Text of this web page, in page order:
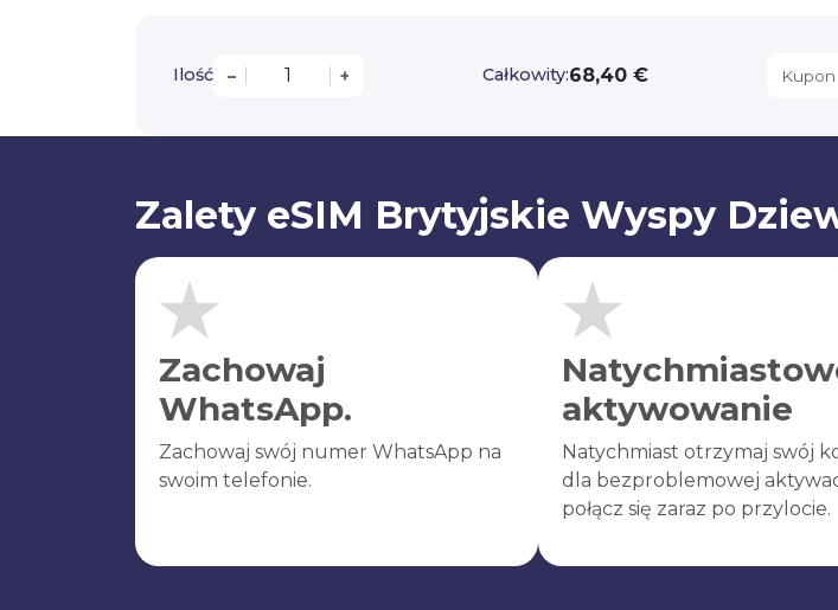
Ilość – + Całkowity:68,40 € Kupon
Zalety eSIM Brytyjskie Wyspy
Zachowaj
WhatsApp.
Zachowaj swój numer WhatsApp na
swoim telefonie.
aktywowanie
Natychmiast otrzymaj swój
dla bezproblemowej
połącz się zaraz po przylocie.